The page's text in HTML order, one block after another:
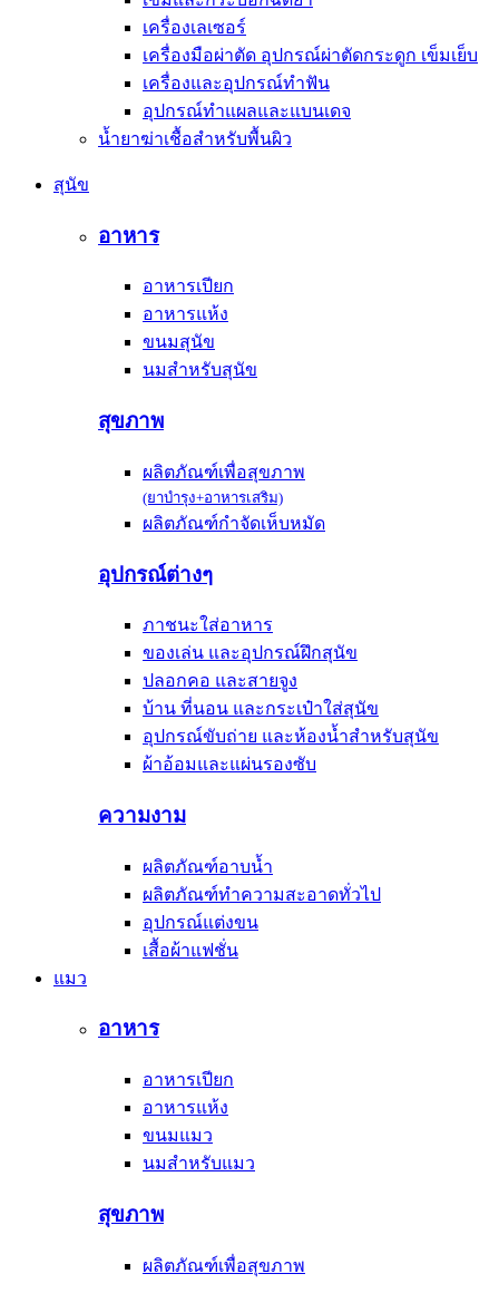
เครื่องเลเซอร์
เครื่องมือผ่าตัด อุปกรณ์ผ่าตัดกระดูก เข็มเย็บ
เครื่องและอุปกรณ์ทำฟัน
อุปกรณ์ทำแผลและแบนเดจ
น้ำยาฆ่าเชื้อสำหรับพื้นผิว
สุนัข
อาหาร
อาหารเปียก
อาหารแห้ง
ขนมสุนัข
นมสำหรับสุนัข
สุขภาพ
ผลิตภัณฑ์เพื่อสุขภาพ
(ยาบำรุง+อาหารเสริม)
ผลิตภัณฑ์กำจัดเห็บหมัด
อุปกรณ์ต่างๆ
ภาชนะใส่อาหาร
ของเล่น และอุปกรณ์ฝึกสุนัข
ปลอกคอ และสายจูง
บ้าน ที่นอน และกระเป๋าใส่สุนัข
อุปกรณ์ขับถ่าย และห้องน้ำสำหรับสุนัข
ผ้าอ้อมและแผ่นรองซับ
ความงาม
ผลิตภัณฑ์อาบน้ำ
ผลิตภัณฑ์ทำความสะอาดทั่วไป
อุปกรณ์แต่งขน
เสื้อผ้าแฟชั่น
แมว
อาหาร
อาหารเปียก
อาหารแห้ง
ขนมแมว
นมสำหรับแมว
สุขภาพ
ผลิตภัณฑ์เพื่อสุขภาพ